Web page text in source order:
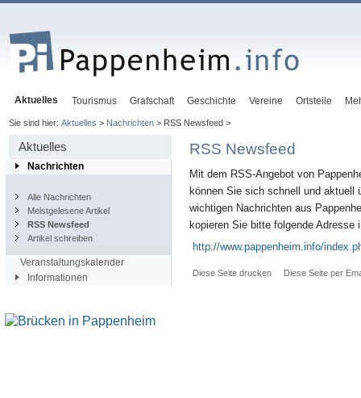
Aktuelles Tourismus Grafschaft Geschichte Vereine Ortsteile
Sie sind hier: Aktuelles > Nachrichten> RSS Newsfeed >
Aktuelles
Nachrichten
Alle Nachrichten
Meistgelesene Artikel
RSS Newsfeed
Artikel schreiben
Veranstaltungskalender
Informationen
RSS Newsfeed
Mit dem RSS-Angebot von
können Sie sich schnell und aktuell
wichtigen Nachrichten aus
kopieren Sie bitte folgende Adresse
http://www.pappenheim.info/
Diese Seite drucken Diese Seite per